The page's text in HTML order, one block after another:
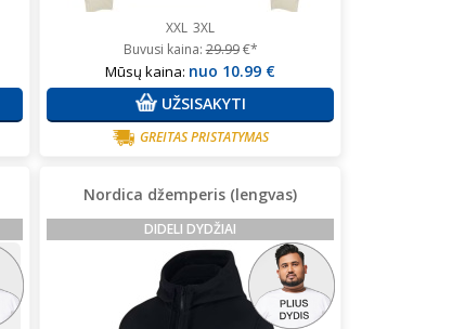
XXL 3XL
Buvusi kaina:29.99€*
Mūsų kaina: nuo 10.99 €
UŽSISAKYTI
GREITAS PRISTATYMAS
Nordica džemperis (lengvas)
DIDELI DYDŽIAI